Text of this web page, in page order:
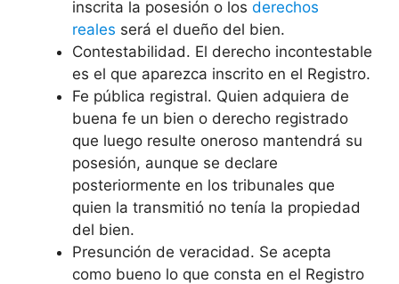
inscrita la posesión o los derechos
reales será el dueño del bien.
Contestabilidad. El derecho incontestable
es el que aparezca inscrito en el Registro.
Fe pública registral. Quien adquiera de
buena fe un bien o derecho registrado
que luego resulte oneroso mantendrá su
posesión, aunque se declare
posteriormente en los tribunales que
quien la transmitió no tenía la propiedad
del bien.
Presunción de veracidad. Se acepta
como bueno lo que consta en el Registro